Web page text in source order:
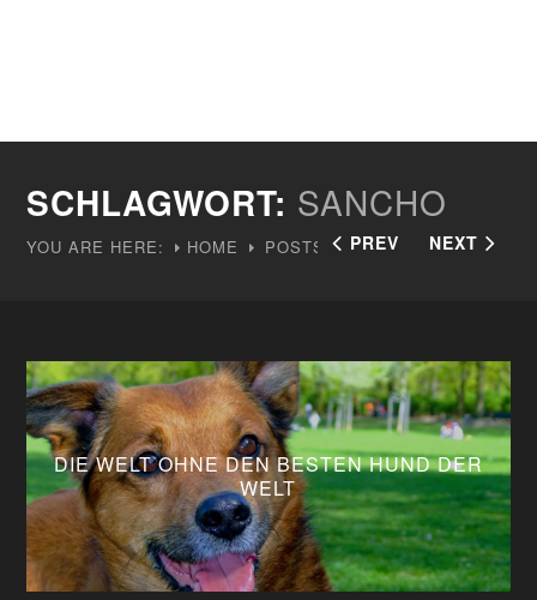
SCHLAGWORT: SANCHO
YOU ARE HERE: HOME POSTS TAGGED "SANCHO"
PREV NEXT
DIE WELT OHNE DEN BESTEN HUND DER
WELT